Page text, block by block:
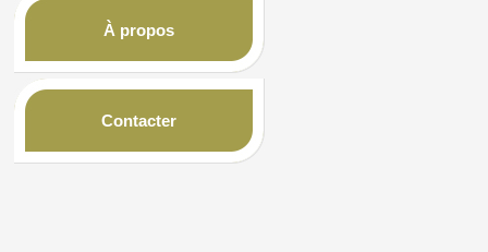
À propos
Contacter